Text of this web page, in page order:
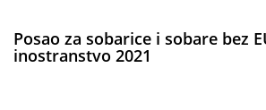
Posao za sobarice i sobare bez
inostranstvo 2021